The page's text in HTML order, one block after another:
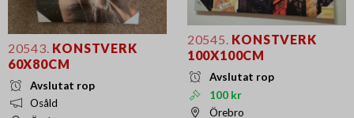
20543. KONSTVERK
60X80CM
Avslutat rop
Osåld
20545. KONSTVERK
100X100CM
Avslutat rop
100 kr
Örebro